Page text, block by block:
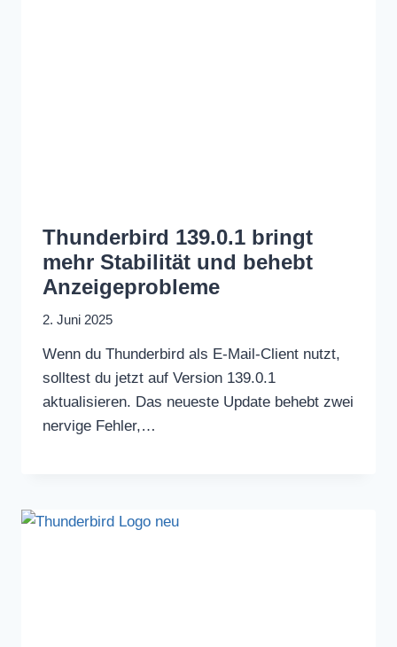
Thunderbird 139.0.1 bringt
mehr Stabilität und behebt
Anzeigeprobleme
2. Juni 2025
Wenn du Thunderbird als E-Mail-Client nutzt,
solltest du jetzt auf Version 139.0.1
aktualisieren. Das neueste Update behebt zwei
nervige Fehler,…